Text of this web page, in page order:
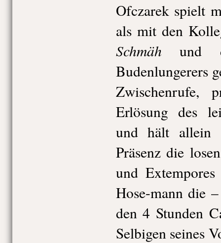
Ofczarek spielt
als mit den
Schmäh und
Budenlungerers
Zwischenrufe,
Erlösung des
und hält allein
Präsenz die
und
Hose-mann die
den 4 Stunden
Selbigen seines